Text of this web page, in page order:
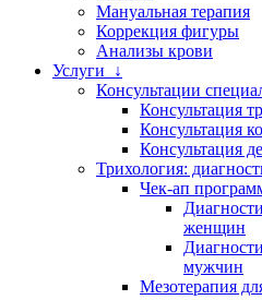
Мануальная терапия
Коррекция фигуры
Анализы крови
Услуги ↓
Консультации
Консультация
Консультация
Консультация
Трихология:
Чек-ап
женщин
мужчин
Мезотерапия